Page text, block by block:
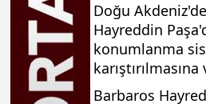
Doğu
Hayreddin
konumlanma
Barbaros